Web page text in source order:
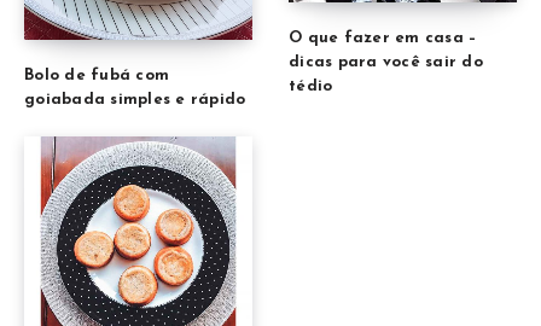
Bolo de fubá com
goiabada simples e rápido
O que fazer em casa –
dicas para você sair do
tédio